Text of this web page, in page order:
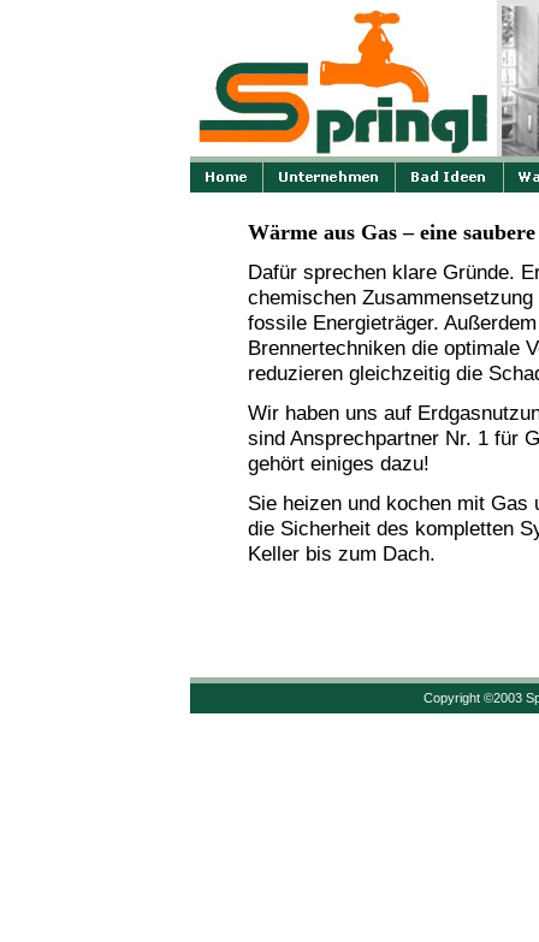
Wärme aus Gas – eine saubere
Dafür sprechen klare Gründe.
chemischen
fossile Energieträger.
Brennertechniken die optimale
reduzieren gleichzeitig die
Wir haben uns auf
sind Ansprechpartner Nr. 1 für
gehört einiges dazu!
Sie heizen und kochen mit Gas
die Sicherheit des kompletten
Keller bis zum Dach.
Copyright ©2003